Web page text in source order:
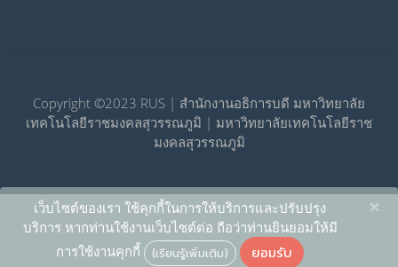
Copyright ©2023 RUS | สำนักงานอธิการบดี มหาวิทยาลัย
เทคโนโลยีราชมงคลสุวรรณภูมิ | มหาวิทยาลัยเทคโนโลยีราช
มงคลสุวรรณภูมิ
เว็บไซต์ของเรา ใช้คุกกี้ในการให้บริการและปรับปรุง
บริการ หากท่านใช้งานเว็บไซต์ต่อ ถือว่าท่านยินยอมให้มี
การใช้งานคุกกี้ (เรียนรู้เพิ่มเติม) ยอมรับ
×